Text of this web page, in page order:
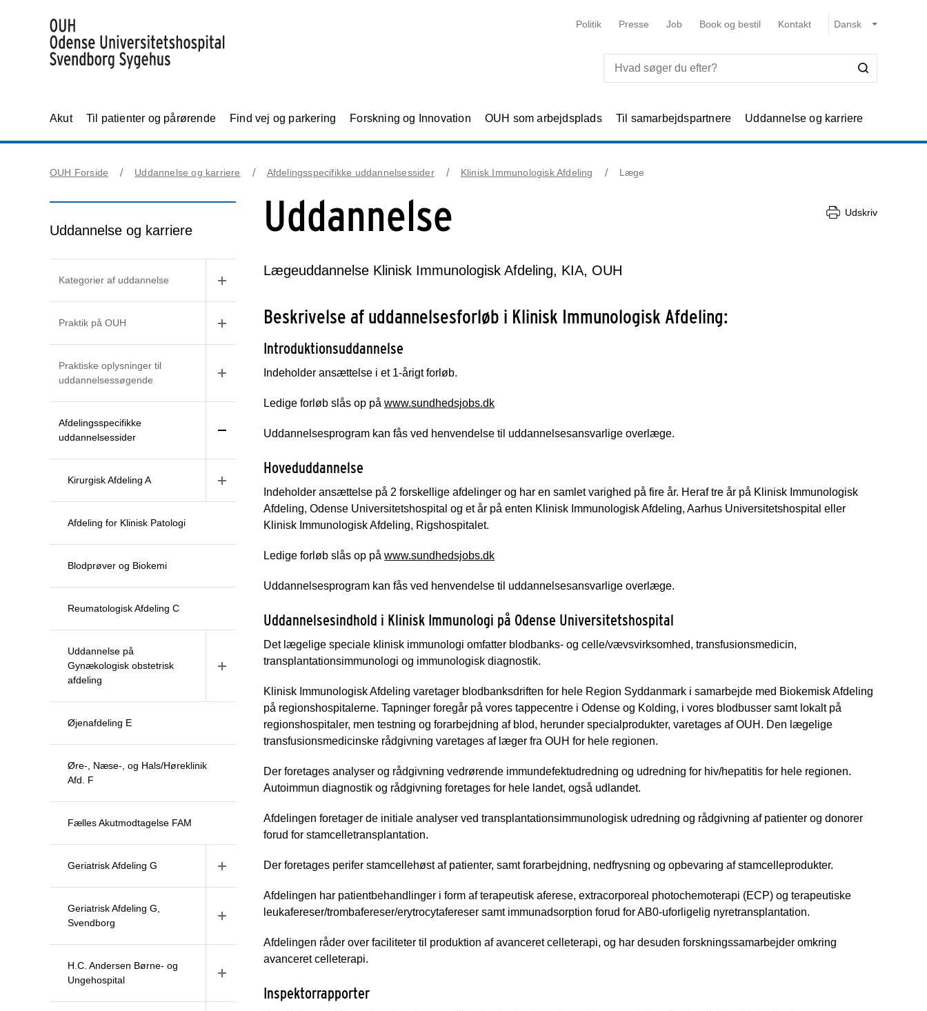
Politik Presse Job Book og bestil Kontakt
Akut Til patienter og pårørende Find vej og parkering Forskning og Innovation OUH som arbejdsplads Til samarbejdspartnere Uddannelse og karriere
OUH Forside Uddannelse og karriere Afdelingsspecifikke uddannelsessider Klinisk Immunologisk Afdeling Læge
Uddannelse og karriere
Kategorier af uddannelse
Praktik på OUH
Praktiske oplysninger til
uddannelsessøgende
Afdelingsspecifikke
uddannelsessider
Kirurgisk Afdeling A
Afdeling for Klinisk Patologi
Blodprøver og Biokemi
Reumatologisk Afdeling C
Uddannelse på
Gynækologisk obstetrisk
afdeling
Øjenafdeling E
Øre-, Næse-, og Hals/Høreklinik
Afd. F
Fælles Akutmodtagelse FAM
Geriatrisk Afdeling G
Geriatrisk Afdeling G,
Svendborg
H.C. Andersen Børne- og
Ungehospital
Uddannelse Udskriv
Lægeuddannelse Klinisk Immunologisk Afdeling, KIA, OUH
Beskrivelse af uddannelsesforløb i Klinisk Immunologisk Afdeling:
Introduktionsuddannelse
Indeholder ansættelse i et 1-årigt forløb.
Ledige forløb slås op på www.sundhedsjobs.dk
Uddannelsesprogram kan fås ved henvendelse til uddannelsesansvarlige overlæge.
Hoveduddannelse
Indeholder ansættelse på 2 forskellige afdelinger og har en samlet varighed på fire år. Heraf tre år på Klinisk Immunologisk
Afdeling, Odense Universitetshospital og et år på enten Klinisk Immunologisk Afdeling, Aarhus Universitetshospital eller
Klinisk Immunologisk Afdeling, Rigshospitalet.
Ledige forløb slås op på www.sundhedsjobs.dk
Uddannelsesprogram kan fås ved henvendelse til uddannelsesansvarlige overlæge.
Uddannelsesindhold i Klinisk Immunologi på Odense Universitetshospital
Det lægelige speciale klinisk immunologi omfatter blodbanks- og celle/vævsvirksomhed, transfusionsmedicin,
transplantationsimmunologi og immunologisk diagnostik.
Klinisk Immunologisk Afdeling varetager blodbanksdriften for hele Region Syddanmark i samarbejde med Biokemisk Afdeling
på regionshospitalerne. Tapninger foregår på vores tappecentre i Odense og Kolding, i vores blodbusser samt lokalt på
regionshospitaler, men testning og forarbejdning af blod, herunder specialprodukter, varetages af OUH. Den lægelige
transfusionsmedicinske rådgivning varetages af læger fra OUH for hele regionen.
Der foretages analyser og rådgivning vedrørende immundefektudredning og udredning for hiv/hepatitis for hele regionen.
Autoimmun diagnostik og rådgivning foretages for hele landet, også udlandet.
Afdelingen foretager de initiale analyser ved transplantationsimmunologisk udredning og rådgivning af patienter og donorer
forud for stamcelletransplantation.
Der foretages perifer stamcellehøst af patienter, samt forarbejdning, nedfrysning og opbevaring af stamcelleprodukter.
Afdelingen har patientbehandlinger i form af terapeutisk aferese, extracorporeal photochemoterapi (ECP) og terapeutiske
leukafereser/trombafereser/erytrocytafereser samt immunadsorption forud for AB0-uforligelig nyretransplantation.
Afdelingen råder over faciliteter til produktion af avanceret celleterapi, og har desuden forskningssamarbejder omkring
avanceret celleterapi.
Inspektorrapporter